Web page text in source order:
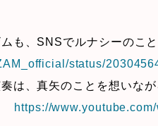
も、SNSでルナシーのこ
status/
は、真矢のことを想いな
https://